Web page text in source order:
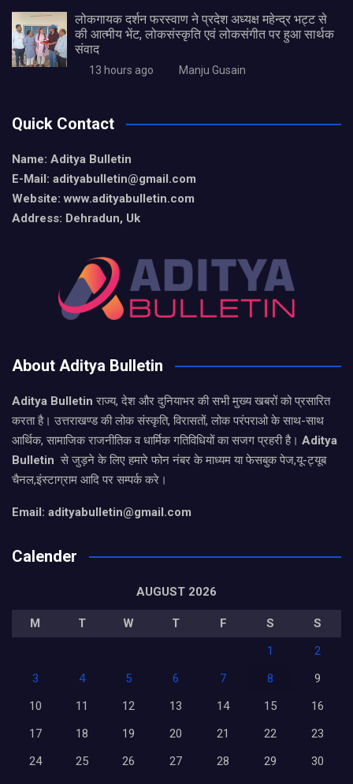
लोकगायक दर्शन फरस्वाण ने प्रदेश अध्यक्ष महेन्द्र भट्ट से
की आत्मीय भेंट, लोकसंस्कृति एवं लोकसंगीत पर हुआ सार्थक
संवाद
13 hours ago Manju Gusain
Quick Contact
Name: Aditya Bulletin
E-Mail: adityabulletin@gmail.com
Website: www.adityabulletin.com
Address: Dehradun, Uk
About Aditya Bulletin
Aditya Bulletinराज्य, देश और दुनियाभर की सभी मुख्य खबरों को प्रसारित
करता है। उत्तराखण्ड की लोक संस्कृति, विरासतों, लोक परंपराओ के साथ-साथ
आर्थिक, सामाजिक राजनीतिक व धार्मिक गतिविधियों का सजग प्रहरी है। Aditya
Bulletin से जुड़ने के लिए हमारे फोन नंबर के माध्यम या फेसबुक पेज,यू-ट्यूब
चैनल,इंस्टाग्राम आदि पर सम्पर्क करे।
Email: adityabulletin@gmail.com
Calender
AUGUST 2026
M T W T F S
S
1
2
3
4 5 6 7 8
9
10
11 12 13 14 15
16
17
18 19 20 21 22
23
24
25 26 27 28 29
30